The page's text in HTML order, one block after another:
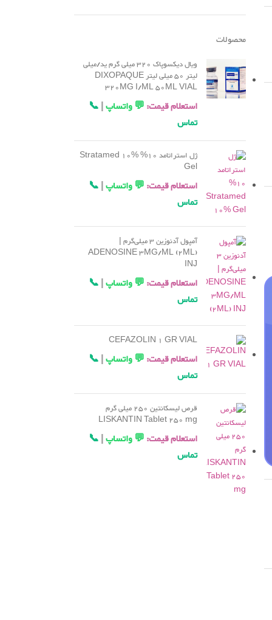
محصولات
ویال دیکسوپاک 320 میلی گرم ید/میلی
لیتر 50 میلی لیتر DIXOPAQUE
320MG I/ML 50ML VIAL
استعلام قیمت:💬 واتساپ|
📞
تماس
ژل استراتامد 10% Stratamed 10%
Gel
استعلام قیمت:💬 واتساپ|
📞
تماس
آمپول آدنوزین 3 میلی‌گرم |
ADENOSINE 3MG/ML (2ML)
INJ
استعلام قیمت:💬 واتساپ|
📞
تماس
CEFAZOLIN 1 GR VIAL
استعلام قیمت:💬 واتساپ|
📞
تماس
قرص لیسکانتین 250 میلی گرم
LISKANTIN Tablet 250 mg
استعلام قیمت:💬 واتساپ|
📞
تماس